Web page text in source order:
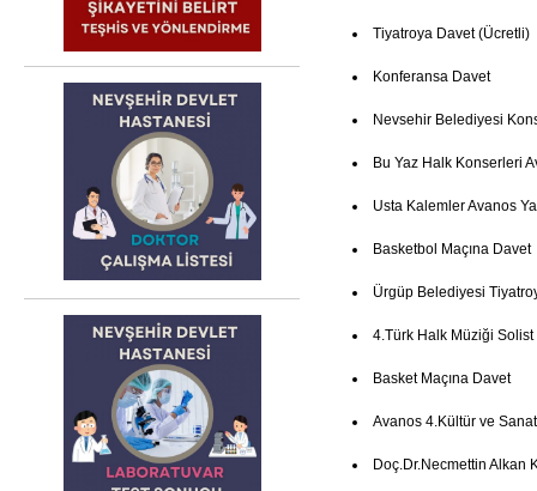
Tiyatroya Davet (Ücretli)
Konferansa Davet
Nevsehir Belediyesi
Bu Yaz Halk Konserleri
Usta Kalemler Avanos
Basketbol Maçına Davet
Ürgüp Belediyesi
4.Türk Halk Müziği Solist
Basket Maçına Davet
Avanos 4.Kültür ve
Doç.Dr.Necmettin Alkan